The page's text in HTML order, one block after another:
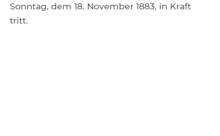
Sonntag, dem 18. November 1883, in Kraft
tritt.